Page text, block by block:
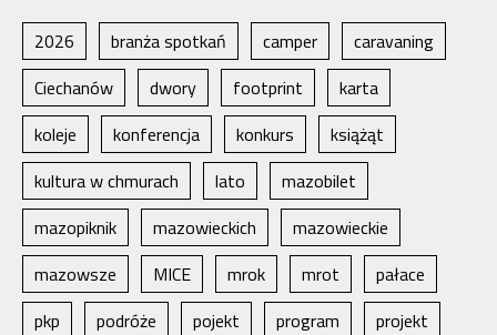
2026 branża spotkań camper
caravaning
Ciechanów
dwory footprint
karta
koleje
konferencja konkurs
książąt
kultura w chmurach
lato
mazobilet
mazopiknik
mazowieckich
mazowieckie
mazowsze
MICE mrok mrot
pałace
pkp
podróże pojekt program
projekt